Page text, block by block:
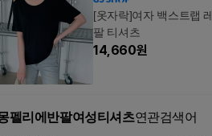
[옷자락]여자 백스트랩
팔 티셔츠
14,660원
펠리에반팔여성티셔츠연관검색어